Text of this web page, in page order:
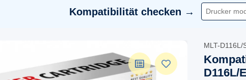
Kompatibilität checken →
MLT-
D116L/